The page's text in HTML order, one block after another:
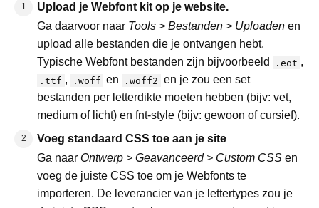
Upload je Webfont kit op je website.
Ga daarvoor naar Tools > Bestanden > Uploaden en
upload alle bestanden die je ontvangen hebt.
Typische Webfont bestanden zijn bijvoorbeeld
.eot ,
.ttf , .woff en .woff2 en je zou een set
bestanden per letterdikte moeten hebben (bijv: vet,
medium of licht) en fnt-style (bijv: gewoon of cursief).
Voeg standaard CSS toe aan je site
Ga naar Ontwerp > Geavanceerd > Custom CSS en
voeg de juiste CSS toe om je Webfonts te
importeren. De leverancier van je lettertypes zou je